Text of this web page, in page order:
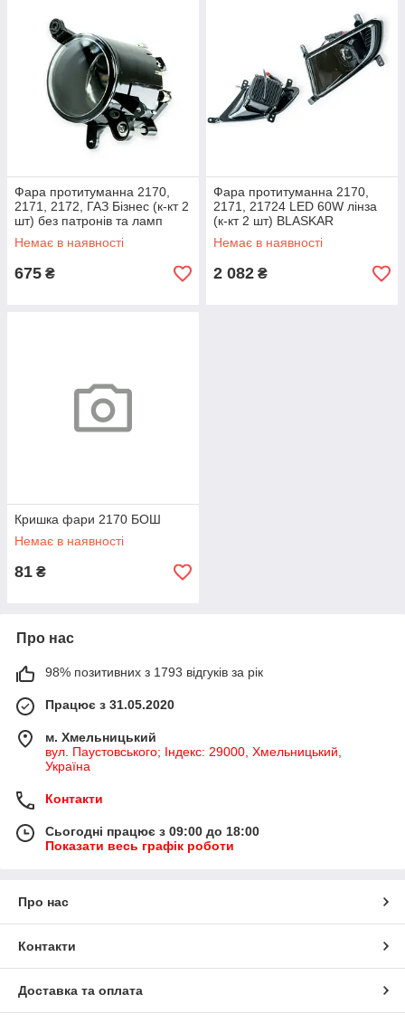
Фара протитуманна 2170,
2171, 2172, ГАЗ Бізнес (к-кт 2
шт) без патронів та ламп
AutoLight
Немає в наявності
675 ₴
Фара протитуманна 2170,
2171, 21724 LED 60W лінза
(к-кт 2 шт) BLASKAR
Немає в наявності
2 082 ₴
Кришка фари 2170 БОШ
Немає в наявності
81 ₴
Про нас
98% позитивних з 1793 відгуків за рік
Працює з 31.05.2020
м. Хмельницький
вул. Паустовського; Індекс: 29000, Хмельницький,
Україна
Контакти
Сьогодні працює з 09:00 до 18:00
Показати весь графік роботи
Про нас
Контакти
Доставка та оплата